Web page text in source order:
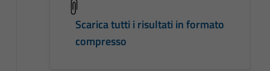
Scarica tutti i risultati in formato
compresso